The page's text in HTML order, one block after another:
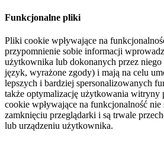
Funkcjonalne pliki
Pliki cookie wpływające na
przypomnienie sobie informacji
użytkownika lub dokonanych przez
język, wyrażone zgody) i mają na celu
lepszych i bardziej spersonalizowanych
także optymalizację użytkowania witryny
cookie wpływające na funkcjonalność nie
zamknięciu przeglądarki i są trwale
lub urządzeniu użytkownika.